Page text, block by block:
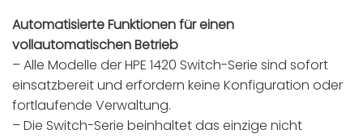
Automatisierte Funktionen für einen
vollautomatischen Betrieb
– Alle Modelle der HPE 1420 Switch-Serie sind sofort
einsatzbereit und erfordern keine Konfiguration oder
fortlaufende Verwaltung.
– Die Switch-Serie beinhaltet das einzige nicht